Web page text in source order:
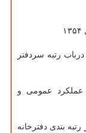
رتبه سردفتر
عملکرد عمومی و
بندی دفترخانه